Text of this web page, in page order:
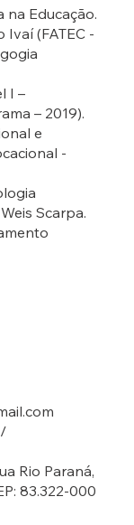
na Educação.
Ivaí (FATEC -
I –
– 2019).
e
-
Scarpa.
/
Rio Paraná,
83.322-000